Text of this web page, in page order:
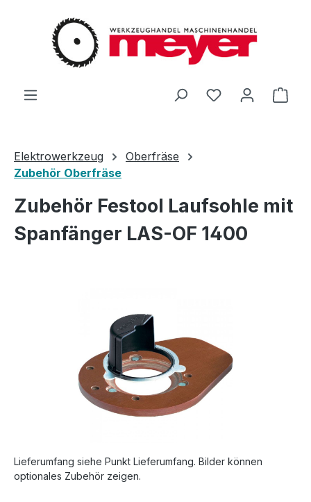
Zum Hauptinhalt springen
Du hast 0
Elektrowerkzeug
Oberfräse
Zubehör Oberfräse
Zubehör Festool Laufsohle mit
Spanfänger LAS-OF 1400
Lieferumfang siehe Punkt Lieferumfang. Bilder können
optionales Zubehör zeigen.